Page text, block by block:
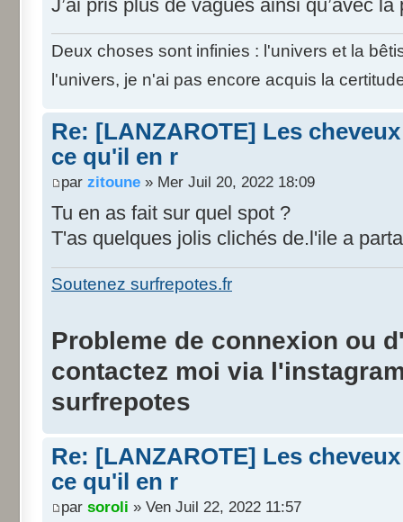
J’ai pris plus de vagues ainsi qu’avec
Deux choses sont infinies : l'univers et la
l'univers, je n'ai pas encore acquis la
Re: [LANZAROTE] Les
ce qu'il en r
par zitoune » Mer Juil 20, 2022 18:09
Tu en as fait sur quel spot ?
T'as quelques jolis clichés de.l'ile a
Soutenez surfrepotes.fr
Probleme de connexion ou
contactez moi via
surfrepotes
Re: [LANZAROTE] Les
ce qu'il en r
par soroli » Ven Juil 22, 2022 11:57